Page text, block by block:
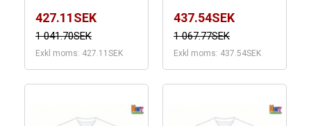
427.11SEK
1 041.70SEK
Exkl moms: 427.11SEK
437.54SEK
1 067.77SEK
Exkl moms: 437.54SEK